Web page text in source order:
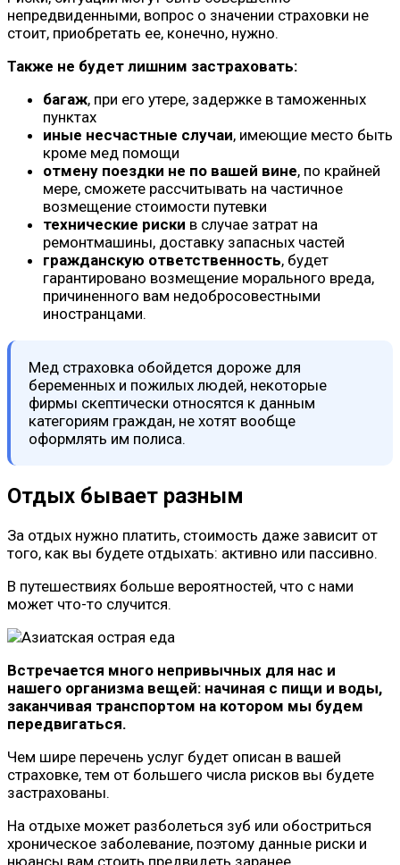
непредвиденными, вопрос о значении страховки не
стоит, приобретать ее, конечно, нужно.
Также не будет лишним застраховать:
багаж, при его утере, задержке в таможенных
пунктах
иные несчастные случаи, имеющие место быть
кроме мед помощи
отмену поездки не по вашей вине, по крайней
мере, сможете рассчитывать на частичное
возмещение стоимости путевки
технические риски в случае затрат на
ремонтмашины, доставку запасных частей
гражданскую ответственность, будет
гарантировано возмещение морального вреда,
причиненного вам недобросовестными
иностранцами.
Мед страховка обойдется дороже для
беременных и пожилых людей, некоторые
фирмы скептически относятся к данным
категориям граждан, не хотят вообще
оформлять им полиса.
Отдых бывает разным
За отдых нужно платить, стоимость даже зависит от
того, как вы будете отдыхать: активно или пассивно.
В путешествиях больше вероятностей, что с нами
может что-то случится.
Встречается много непривычных для нас и
нашего организма вещей: начиная с пищи и воды,
заканчивая транспортом на котором мы будем
передвигаться.
Чем шире перечень услуг будет описан в вашей
страховке, тем от большего числа рисков вы будете
застрахованы.
На отдыхе может разболеться зуб или обостриться
хроническое заболевание, поэтому данные риски и